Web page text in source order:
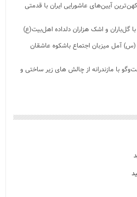
آیین‌های عاشورایی ایران با قدمتی
و اشک هزاران دلداده اهل‌بیت(ع)
آمل میزبان اجتماع باشکوه عاشقان
با مازندرانه از چالش های زیر ساختی و